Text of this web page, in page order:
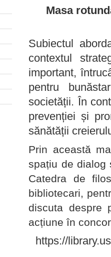
Masa
Subiectul
contextul
important,
pentru
societății. În
prevenției și
sănătății
Prin această
spațiu de dialog
Catedra de
bibliotecari,
discuta despre
acțiune în
https://